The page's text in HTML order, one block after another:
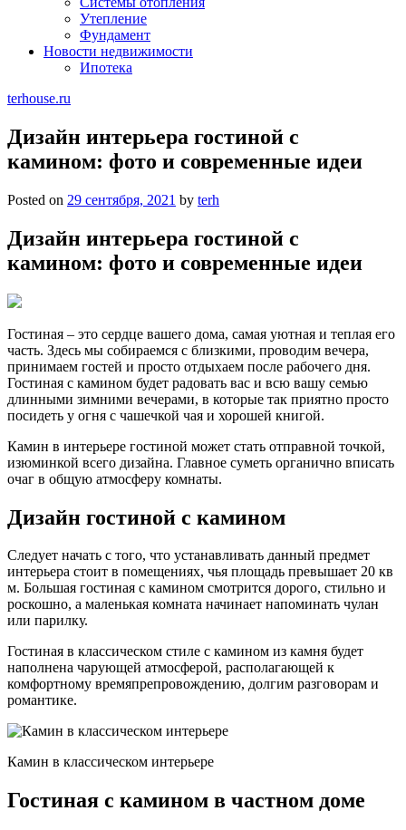
Утепление
Фундамент
Новости недвижимости
Ипотека
terhouse.ru
Дизайн интерьера гостиной с
камином: фото и современные идеи
Posted on 29 сентября, 2021 by terh
Дизайн интерьера гостиной с
камином: фото и современные идеи
Гостиная – это сердце вашего дома, самая уютная и теплая его
часть. Здесь мы собираемся с близкими, проводим вечера,
принимаем гостей и просто отдыхаем после рабочего дня.
Гостиная с камином будет радовать вас и всю вашу семью
длинными зимними вечерами, в которые так приятно просто
посидеть у огня с чашечкой чая и хорошей книгой.
Камин в интерьере гостиной может стать отправной точкой,
изюминкой всего дизайна. Главное суметь органично вписать
очаг в общую атмосферу комнаты.
Дизайн гостиной с камином
Следует начать с того, что устанавливать данный предмет
интерьера стоит в помещениях, чья площадь превышает 20 кв
м. Большая гостиная с камином смотрится дорого, стильно и
роскошно, а маленькая комната начинает напоминать чулан
или парилку.
Гостиная в классическом стиле с камином из камня будет
наполнена чарующей атмосферой, располагающей к
комфортному времяпрепровождению, долгим разговорам и
романтике.
Камин в классическом интерьере
Гостиная с камином в частном доме